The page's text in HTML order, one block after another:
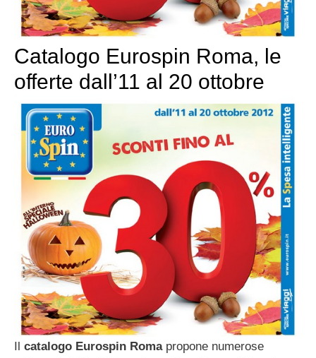
Catalogo Eurospin Roma, le
offerte dall’11 al 20 ottobre
Il catalogo Eurospin Romapropone numerose